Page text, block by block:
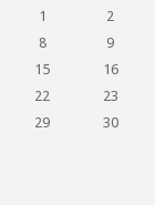
1
2
8
9
15
16
22
23
29
30